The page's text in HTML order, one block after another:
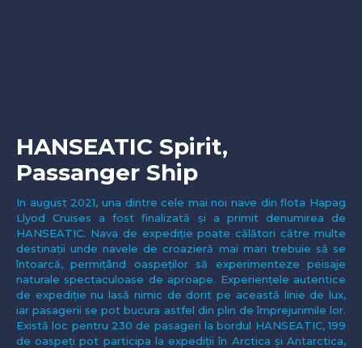
HANSEATIC Spirit,
Passanger Ship
In august 2021, una dintre cele mai noi nave din flota Hapag
Llyod Cruises a fost finalizată și a primit denumirea de
HANSEATIC. Nava de expediție poate călători către multe
destinații unde navele de croazieră mai mari trebuie să se
întoarcă, permițând oaspeților să experimenteze peisaje
naturale spectaculoase de aproape. Experiențele autentice
de expediție nu lasă nimic de dorit pe această linie de lux,
iar pasagerii se pot bucura astfel din plin de împrejurimile lor.
Există loc pentru 230 de pasageri la bordul HANSEATIC, 199
de oaspeți pot participa la expediții în Arctica și Antarctica,